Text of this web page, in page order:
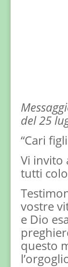
del 25
“Cari
Vi invito
tutti
vostre
e Dio
questo